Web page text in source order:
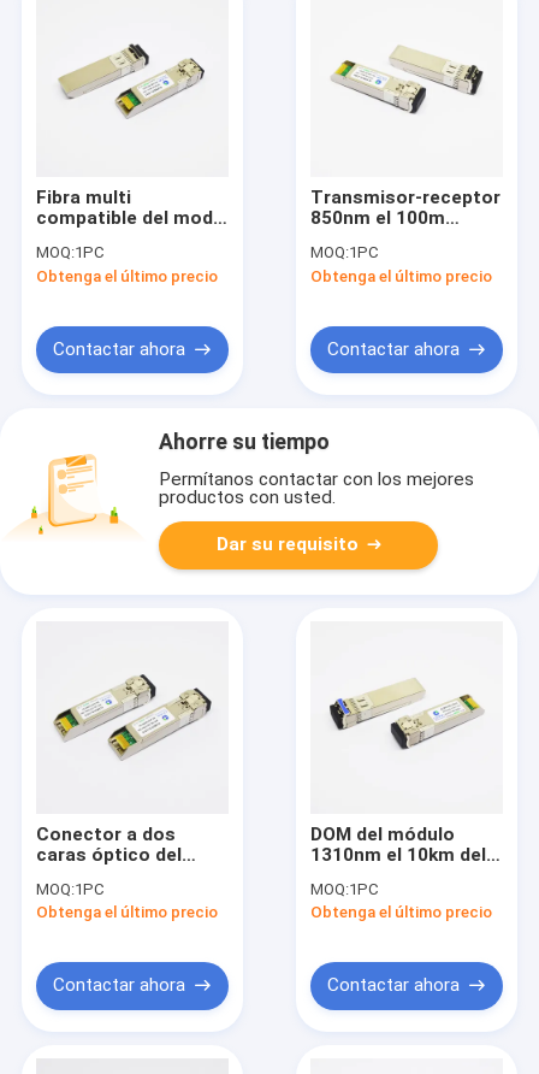
Fibra multi
compatible del modo
receptor el 100m del
SENIOR 25G SFP28
MOQ:1PC
Obtenga el último precio
Contactar ahora
Transmisor-receptor
850nm el 100m
25GBASE-SR 25G
SFP28 compatible
MOQ:1PC
Obtenga el último precio
Contactar ahora
Ahorre su tiempo
Permítanos contactar con los mejores
productos con usted.
Dar su requisito
Conector a dos
caras óptico del
BIDI 1270nm el 10Km
LC del OEM 25G
MOQ:1PC
Obtenga el último precio
Contactar ahora
DOM del módulo
1310nm el 10km del
de la fibra 25G SFP28
del solo modo
MOQ:1PC
Obtenga el último precio
Contactar ahora